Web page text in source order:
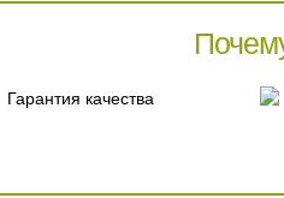
Гарантия качества